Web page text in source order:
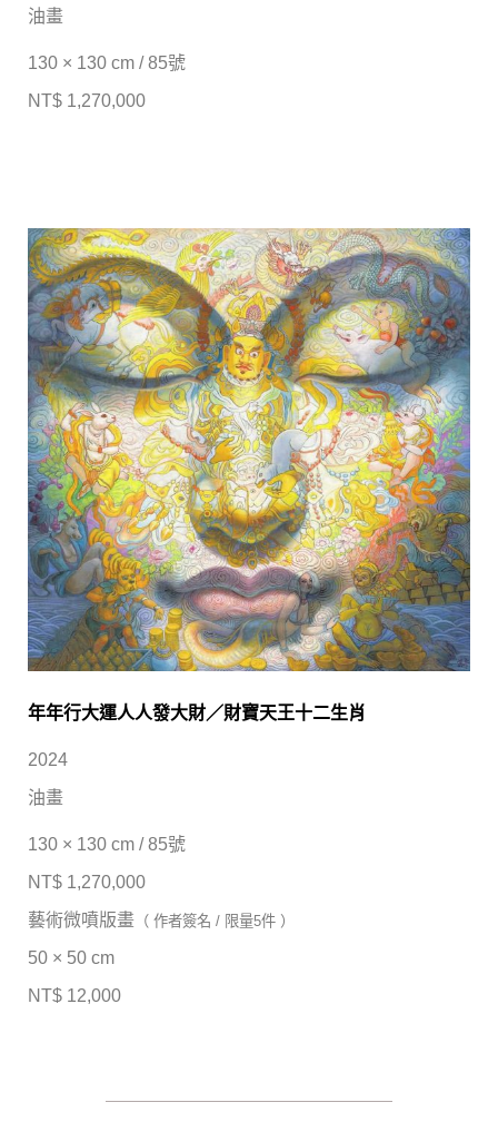
油畫
130 × 130 cm / 85號
NT$ 1,270,000
年年行大運人人發大財／財寶天王十二生肖
2024
油畫
130 × 130 cm / 85號
NT$ 1,270,000
藝術微噴版畫 （ 作者簽名 / 限量5件 ）
50 × 50 cm
NT$ 12,000